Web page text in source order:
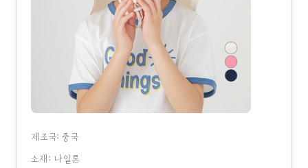
제조국: 중국
소재: 나일론